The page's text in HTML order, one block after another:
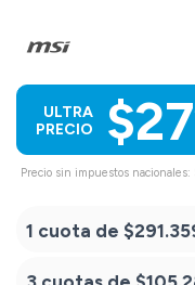
ULTRA
PRECIO
Precio sin impuestos
1 cuota de